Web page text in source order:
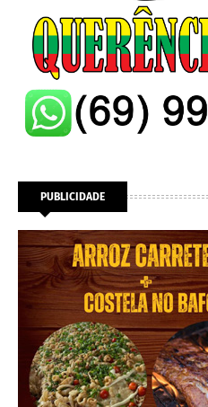
PUBLICIDADE